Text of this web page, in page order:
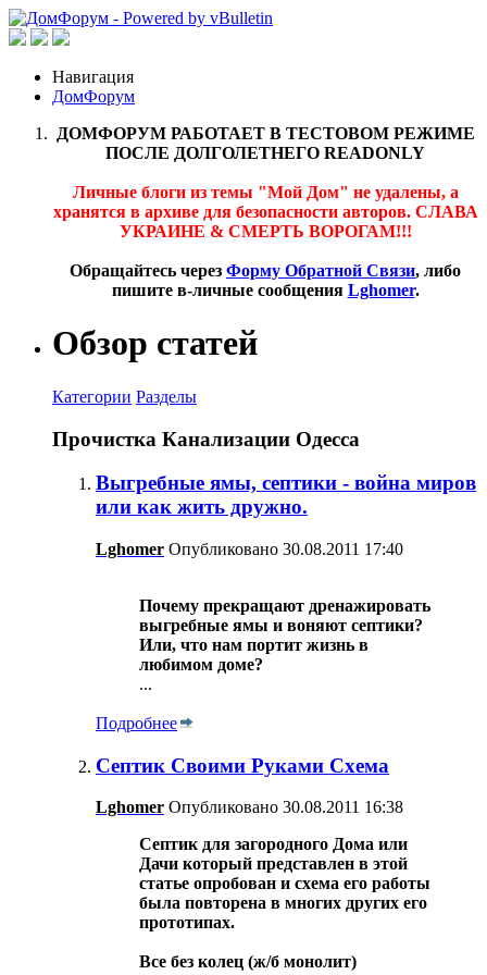
Навигация
ДомФорум
ДОМФОРУМ РАБОТАЕТ В ТЕСТОВОМ РЕЖИМЕ
ПОСЛЕ ДОЛГОЛЕТНЕГО READONLY
Личные блоги из темы "Мой Дом" не удалены, а
хранятся в архиве для безопасности авторов. СЛАВА
УКРАИНЕ & СМЕРТЬ ВОРОГАМ!!!
Обращайтесь через Форму Обратной Связи, либо
пишите в-личные сообщения Lghomer.
Обзор статей
Категории Разделы
Прочистка Канализации Одесса
Выгребные ямы, септики - война миров
или как жить дружно.
Lghomer Опубликовано 30.08.2011 17:40
Почему прекращают дренажировать
выгребные ямы и воняют септики?
Или, что нам портит жизнь в
любимом доме?
...
Подробнее
Септик Своими Руками Схема
Lghomer Опубликовано 30.08.2011 16:38
Септик для загородного Дома или
Дачи который представлен в этой
статье опробован и схема его работы
была повторена в многих других его
прототипах.
Все без колец (ж/б монолит)